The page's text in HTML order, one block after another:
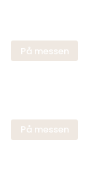
På messen
På messen